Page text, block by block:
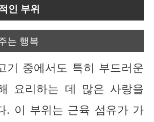
인 부위
는 행복
기 중에서도 특히 부드러운
요리하는 데 많은 사랑을
. 이 부위는 근육 섬유가 가